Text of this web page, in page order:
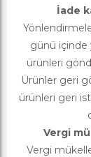
İade
günü içinde
ürünleri
Ürünler geri
ürünleri geri
Vergi
Vergi